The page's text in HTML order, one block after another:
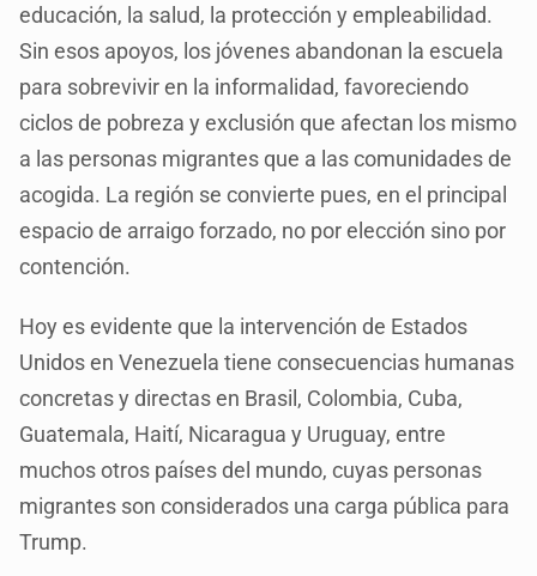
educación, la salud, la protección y empleabilidad.
Sin esos apoyos, los jóvenes abandonan la escuela
para sobrevivir en la informalidad, favoreciendo
ciclos de pobreza y exclusión que afectan los mismo
a las personas migrantes que a las comunidades de
acogida. La región se convierte pues, en el principal
espacio de arraigo forzado, no por elección sino por
contención.
Hoy es evidente que la intervención de Estados
Unidos en Venezuela tiene consecuencias humanas
concretas y directas en Brasil, Colombia, Cuba,
Guatemala, Haití, Nicaragua y Uruguay, entre
muchos otros países del mundo, cuyas personas
migrantes son considerados una carga pública para
Trump.